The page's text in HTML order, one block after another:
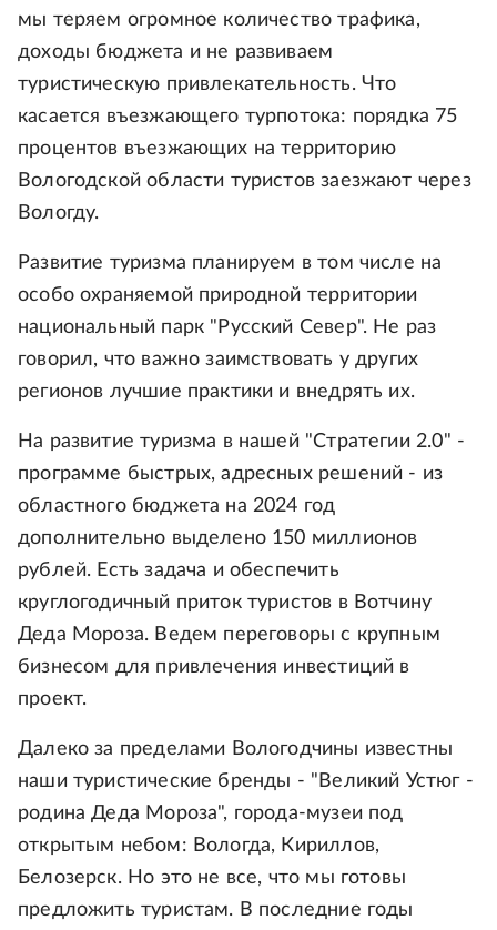
мы теряем огромное количество трафика,
доходы бюджета и не развиваем
туристическую привлекательность. Что
касается въезжающего турпотока: порядка 75
процентов въезжающих на территорию
Вологодской области туристов заезжают через
Вологду.
Развитие туризма планируем в том числе на
особо охраняемой природной территории
национальный парк "Русский Север". Не раз
говорил, что важно заимствовать у других
регионов лучшие практики и внедрять их.
На развитие туризма в нашей "Стратегии 2.0" -
программе быстрых, адресных решений - из
областного бюджета на 2024 год
дополнительно выделено 150 миллионов
рублей. Есть задача и обеспечить
круглогодичный приток туристов в Вотчину
Деда Мороза. Ведем переговоры с крупным
бизнесом для привлечения инвестиций в
проект.
Далеко за пределами Вологодчины известны
наши туристические бренды - "Великий Устюг -
родина Деда Мороза", города-музеи под
открытым небом: Вологда, Кириллов,
Белозерск. Но это не все, что мы готовы
предложить туристам. В последние годы